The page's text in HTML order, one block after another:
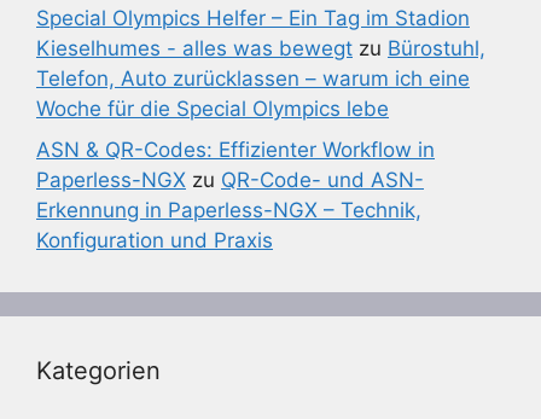
Special Olympics Helfer – Ein Tag im Stadion
Kieselhumes - alles was bewegt zu Bürostuhl,
Telefon, Auto zurücklassen – warum ich eine
Woche für die Special Olympics lebe
ASN & QR-Codes: Effizienter Workflow in
Paperless-NGX zu QR-Code- und ASN-
Erkennung in Paperless-NGX – Technik,
Konfiguration und Praxis
Kategorien